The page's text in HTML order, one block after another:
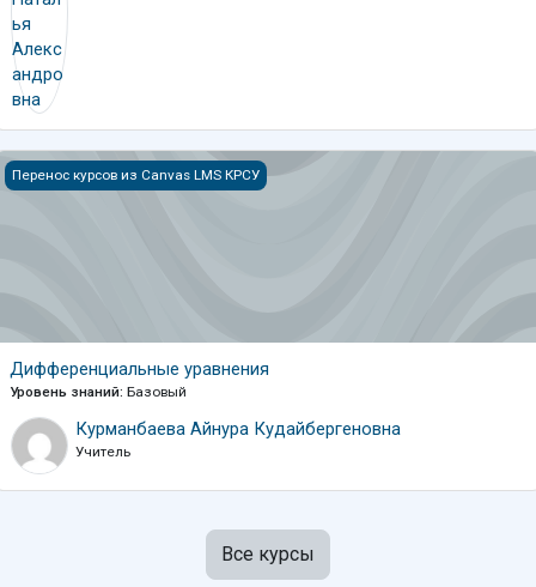
Дифференциальные уравнения
Перенос курсов из Canvas LMS КРСУ
Дифференциальные уравнения
Уровень знаний: Базовый
Курманбаева Айнура Кудайбергеновна
Учитель
Все курсы